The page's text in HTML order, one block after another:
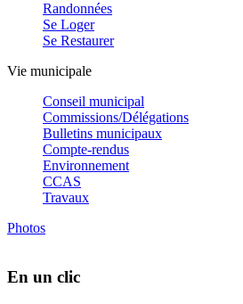
Randonnées
Se Loger
Se Restaurer
Vie municipale
Conseil municipal
Commissions/Délégations
Bulletins municipaux
Compte-rendus
Environnement
CCAS
Travaux
Photos
En un clic